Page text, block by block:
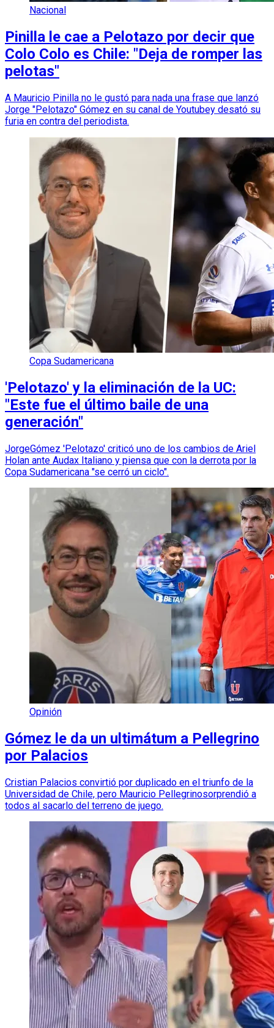
Nacional
Pinilla le cae a Pelotazo por decir que
Colo Colo es Chile: "Deja de romper las
pelotas"
A Mauricio Pinilla no le gustó para nada una frase que lanzó
Jorge "Pelotazo" Gómez en su canal de Youtubey desató su
furia en contra del periodista.
Copa Sudamericana
'Pelotazo' y la eliminación de la UC:
"Este fue el último baile de una
generación"
JorgeGómez 'Pelotazo' criticó uno de los cambios de Ariel
Holan ante Audax Italiano y piensa que con la derrota por la
Copa Sudamericana "se cerró un ciclo".
Opinión
Gómez le da un ultimátum a Pellegrino
por Palacios
Cristian Palacios convirtió por duplicado en el triunfo de la
Universidad de Chile, pero Mauricio Pellegrinosorprendió a
todos al sacarlo del terreno de juego.